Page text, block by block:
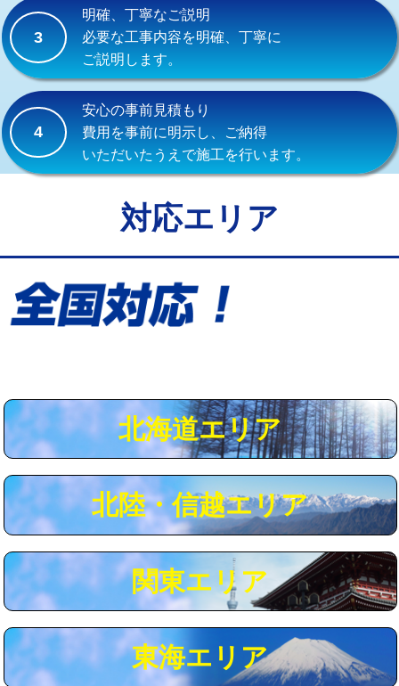
交換・取付（その他部品）
持込商品取付（単水栓）
持込商品取付（混合水栓）
持込商品取付（浄水器・分岐水栓） 16,500円
給水管工事※（バンド止め) 3,300円
給水管工事※（保温材使用（バンド止
め込み）)
用/3ｍまで)
給水管工事※（塩ビ管（VP・HI）使
用（追加）/3ｍ超え)
+8,800円
給水管工事※（ライニング鋼管・銅
管・ポリ管・HT管使用/3ｍまで)
44,000円
給水管工事※（ライニング鋼管・銅
管・ポリ管・HT管使用/3ｍ超え)
+8,800円
マス交換（土の掘削・埋め戻し作業） 11,000円~
マス交換（深さ50㎝未満） 55,000円
マス交換（深さ50㎝以上） 66,000円
3
明確、丁寧なご説明
必要な工事内容を明確、丁寧に
ご説明します。
4
安心の事前見積もり
費用を事前に明示し、ご納得
いただいたうえで施工を行います。
対応エリア
北海道エリア
北陸・信越エリア
関東エリア
東海エリア